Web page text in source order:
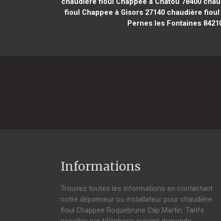
fioul Chappee à Gisors 27140 chaudière fioul
Pernes les Fontaines
Informations
Trouvez toutes les informations en contactant
notre dépanneur ou installateur pour chaudière
fioul Chappee Roquebrune Cap Martin. Tarifs